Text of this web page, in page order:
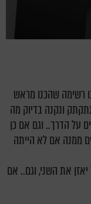
רשימה שהכנו מראש
ונקנה בדיוק מה
על הדרך.. וגם אם כן
ממנה אם לא הייתה
את השני, וגם.. אם